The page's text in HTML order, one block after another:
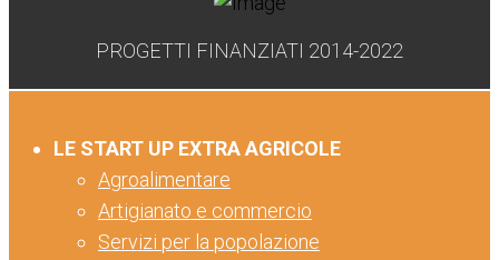
PROGETTI FINANZIATI 2014-2022
LE START UP EXTRA AGRICOLE
Agroalimentare
Artigianato e commercio
Servizi per la popolazione